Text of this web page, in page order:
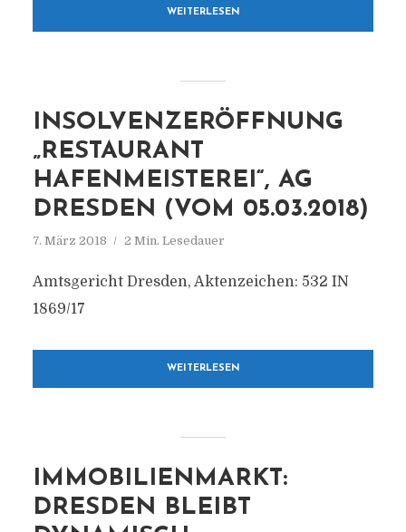
WEITERLESEN
INSOLVENZERÖFFNUNG
„RESTAURANT
HAFENMEISTEREI“, AG
DRESDEN (VOM 05.03.2018)
7. März 2018 2 Min. Lesedauer
Amtsgericht Dresden, Aktenzeichen: 532 IN
1869/17
WEITERLESEN
IMMOBILIENMARKT:
DRESDEN BLEIBT